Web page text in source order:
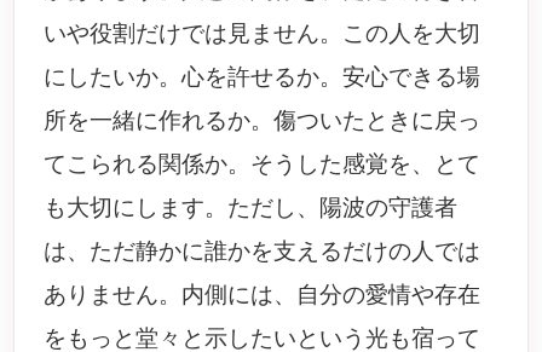
いや役割だけでは見ません。この人を大切
にしたいか。心を許せるか。安心できる場
所を一緒に作れるか。傷ついたときに戻っ
てこられる関係か。そうした感覚を、とて
も大切にします。ただし、陽波の守護者
は、ただ静かに誰かを支えるだけの人では
ありません。内側には、自分の愛情や存在
をもっと堂々と示したいという光も宿って